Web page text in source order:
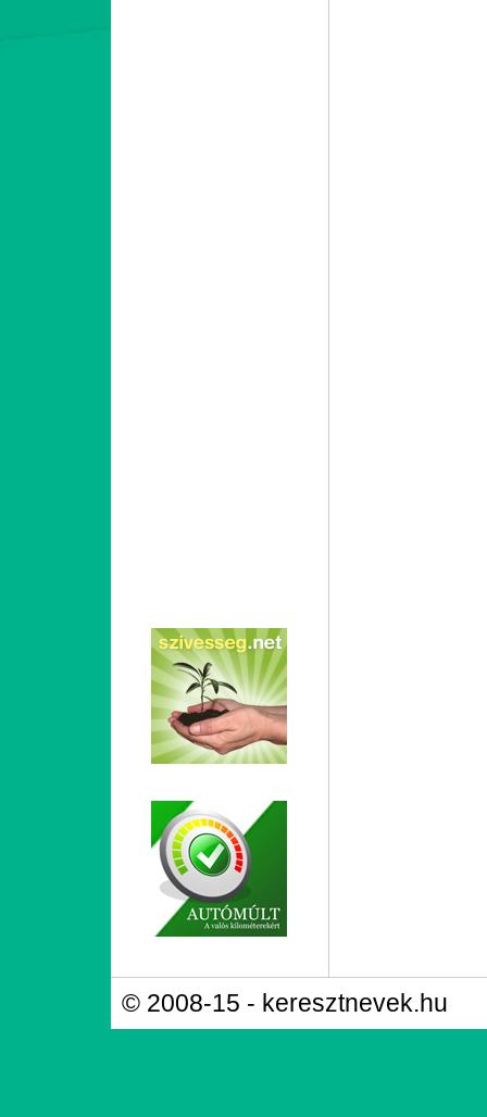
© 2008-15 - keresztnevek.hu